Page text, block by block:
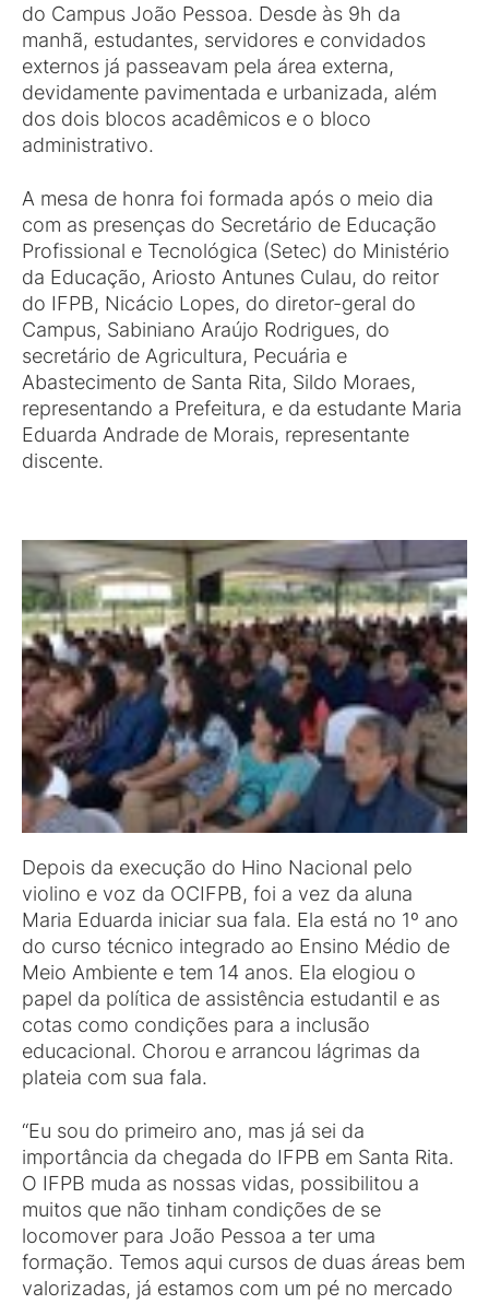
do Campus João Pessoa. Desde às 9h da
manhã, estudantes, servidores e convidados
externos já passeavam pela área externa,
devidamente pavimentada e urbanizada, além
dos dois blocos acadêmicos e o bloco
administrativo.
A mesa de honra foi formada após o meio dia
com as presenças do Secretário de Educação
Profissional e Tecnológica (Setec) do Ministério
da Educação, Ariosto Antunes Culau, do reitor
do IFPB, Nicácio Lopes, do diretor-geral do
Campus, Sabiniano Araújo Rodrigues, do
secretário de Agricultura, Pecuária e
Abastecimento de Santa Rita, Sildo Moraes,
representando a Prefeitura, e da estudante Maria
Eduarda Andrade de Morais, representante
discente.
Depois da execução do Hino Nacional pelo
violino e voz da OCIFPB, foi a vez da aluna
Maria Eduarda iniciar sua fala. Ela está no 1º ano
do curso técnico integrado ao Ensino Médio de
Meio Ambiente e tem 14 anos. Ela elogiou o
papel da política de assistência estudantil e as
cotas como condições para a inclusão
educacional. Chorou e arrancou lágrimas da
plateia com sua fala.
“Eu sou do primeiro ano, mas já sei da
importância da chegada do IFPB em Santa Rita.
O IFPB muda as nossas vidas, possibilitou a
muitos que não tinham condições de se
locomover para João Pessoa a ter uma
formação. Temos aqui cursos de duas áreas bem
valorizadas, já estamos com um pé no mercado